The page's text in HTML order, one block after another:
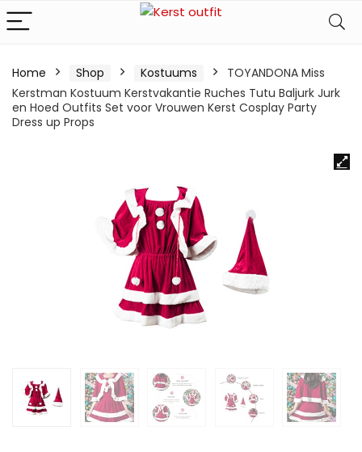
Home Shop Kostuums
TOYANDONA Miss
Kerstman Kostuum Kerstvakantie Ruches Tutu Baljurk Jurk
en Hoed Outfits Set voor Vrouwen Kerst Cosplay Party
Dress up Props